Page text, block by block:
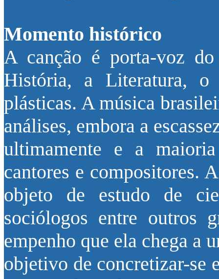
Momento histórico
A canção é porta-voz
História, a Literatura,
plásticas. A música
análises, embora a
ultimamente e a
cantores e compositores.
objeto de estudo de
sociólogos entre outros
empenho que ela chega a
objetivo de concretizar-se